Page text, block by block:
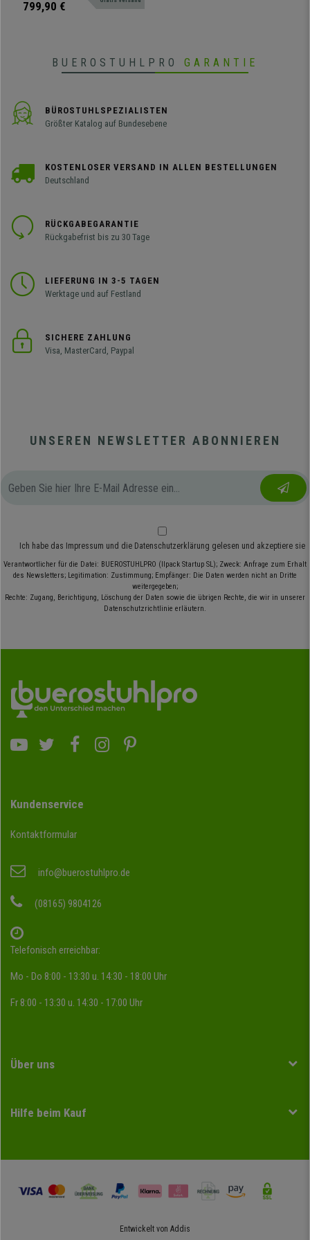
• Hochwertiger Naturlederbezug
Verarbeitung.
799,90 €
BUEROSTUHLPRO GARANTIE
BÜROSTUHLSPEZIALISTEN
Größter Katalog auf Bundesebene
KOSTENLOSER VERSAND IN ALLEN BESTELLUNGEN
Deutschland
RÜCKGABEGARANTIE
Rückgabefrist bis zu 30 Tage
LIEFERUNG IN 3-5 TAGEN
Werktage und auf Festland
SICHERE ZAHLUNG
Visa, MasterCard, Paypal
UNSEREN NEWSLETTER ABONNIEREN
Ich habe das Impressum und die Datenschutzerklärung gelesen und akzeptiere sie
Verantwortlicher für die Datei: BUEROSTUHLPRO (Ilpack Startup SL); Zweck: Anfrage zum Erhalt
des Newsletters; Legitimation: Zustimmung; Empfänger: Die Daten werden nicht an Dritte
weitergegeben;
Rechte: Zugang, Berichtigung, Löschung der Daten sowie die übrigen Rechte, die wir in unserer
Datenschutzrichtlinie erläutern.
Kundenservice
Kontaktformular
info@buerostuhlpro.de
(08165) 9804126
Telefonisch erreichbar:
Mo - Do 8:00 - 13:30 u. 14:30 - 18:00 Uhr
Fr 8:00 - 13:30 u. 14:30 - 17:00 Uhr
Über uns
Hilfe beim Kauf
Entwickelt von Addis